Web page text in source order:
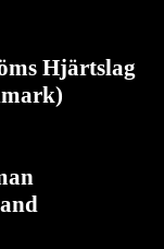
Hjärtslag